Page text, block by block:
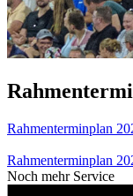
Rahmenterminplan
Rahmenterminplan
Noch mehr Service